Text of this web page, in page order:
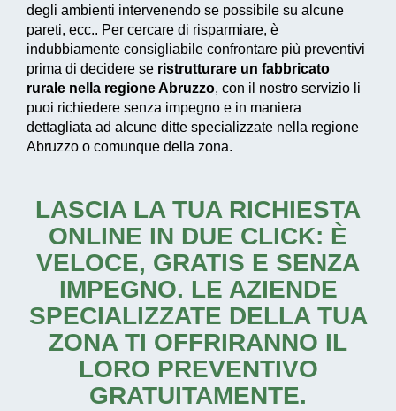
degli ambienti intervenendo se possibile su alcune
pareti, ecc.. Per cercare di risparmiare, è
indubbiamente consigliabile confrontare più preventivi
prima di decidere se ristrutturare un fabbricato
rurale nella regione Abruzzo, con il nostro servizio li
puoi richiedere senza impegno e in maniera
dettagliata ad alcune ditte specializzate nella regione
Abruzzo o comunque della zona.
LASCIA LA TUA RICHIESTA
ONLINE IN DUE CLICK: È
VELOCE, GRATIS E SENZA
IMPEGNO. LE AZIENDE
SPECIALIZZATE DELLA TUA
ZONA TI OFFRIRANNO IL
LORO PREVENTIVO
GRATUITAMENTE.